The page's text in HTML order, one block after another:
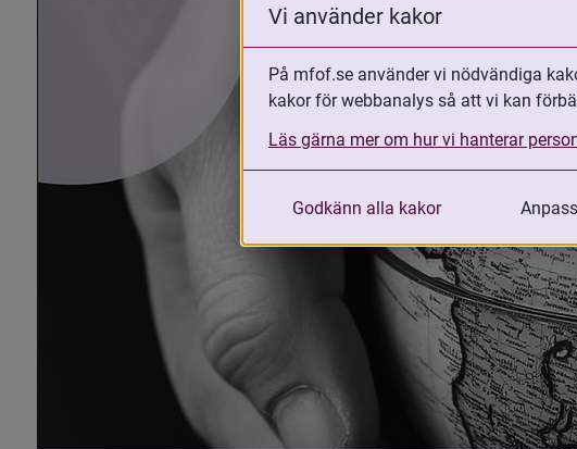
Vi använder kakor
På mfof.se använder vi nödvändiga
kakor för webbanalys så att vi kan
Läs gärna mer om hur vi hanterar
Godkänn alla kakor